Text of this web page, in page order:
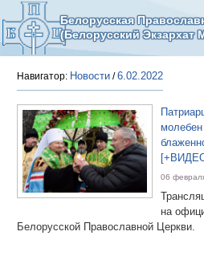
Белорусская
(Белорусский Экзархат
Навигатор: Новости /6.02.2022
06
на
Белорусской Православной Церкви.